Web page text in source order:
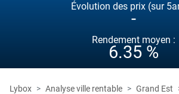
Évolution des prix (sur
-
Rendement moyen :
6.35 %
Lybox Analyse ville rentable Grand Est